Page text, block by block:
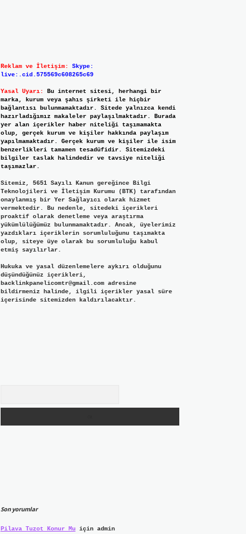
Reklam ve İletişim:
Skype:
live:.cid.575569c608265c69
Yasal Uyarı:
Bu internet sitesi, herhangi bir
marka, kurum veya şahıs şirketi ile hiçbir
bağlantısı bulunmamaktadır. Sitede yalnızca kendi
hazırladığımız makaleler paylaşılmaktadır. Burada
yer alan içerikler haber niteliği taşımamakta
olup, gerçek kurum ve kişiler hakkında paylaşım
yapılmamaktadır. Gerçek kurum ve kişiler ile isim
benzerlikleri tamamen tesadüfidir. Sitemizdeki
bilgiler taslak halindedir ve tavsiye niteliği
taşımazlar.
Sitemiz, 5651 Sayılı Kanun gereğince Bilgi
Teknolojileri ve İletişim Kurumu (BTK) tarafından
onaylanmış bir Yer Sağlayıcı olarak hizmet
vermektedir. Bu nedenle, sitedeki içerikleri
proaktif olarak denetleme veya araştırma
yükümlülüğümüz bulunmamaktadır. Ancak, üyelerimiz
yazdıkları içeriklerin sorumluluğunu taşımakta
olup, siteye üye olarak bu sorumluluğu kabul
etmiş sayılırlar.
Hukuka ve yasal düzenlemelere aykırı olduğunu
düşündüğünüz içerikleri,
backlinkpanelicomtr@gmail.comadresine
bildirmeniz halinde, ilgili içerikler yasal süre
içerisinde sitemizden kaldırılacaktır.
Son yorumlar
Pilava Tuzot Konur Muiçin admin